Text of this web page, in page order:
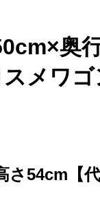
奥
スメワ
54cm【代